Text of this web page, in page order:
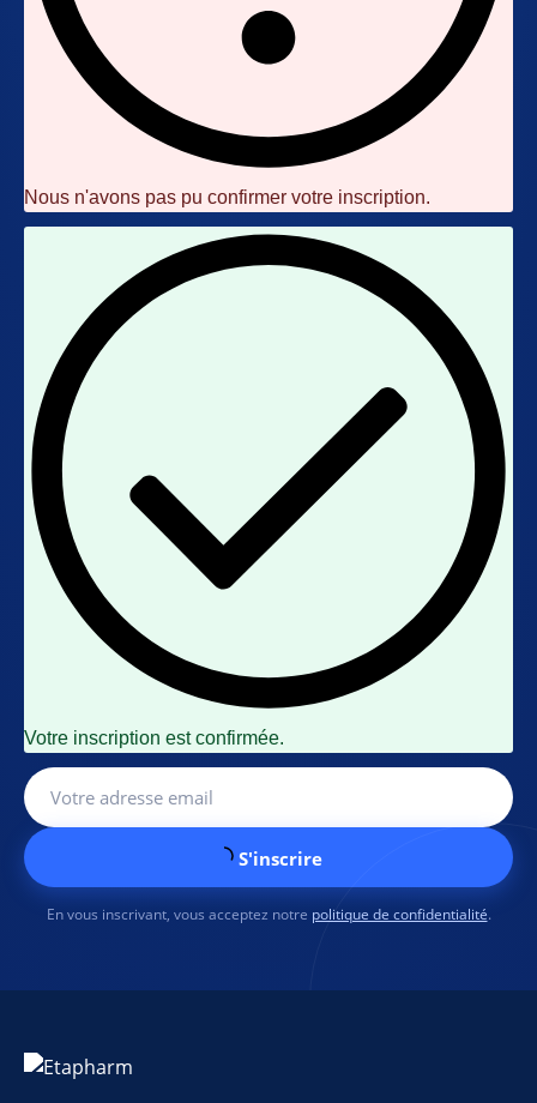
Nous n'avons pas pu confirmer votre inscription.
Votre inscription est confirmée.
S'inscrire
En vous inscrivant, vous acceptez notre politique de confidentialité.